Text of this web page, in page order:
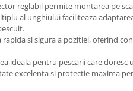
reglabil permite montarea pe
al unghiului faciliteaza
si sigura a pozitiei, oferind
ideala pentru pescarii care doresc
excelenta si protectie maxima